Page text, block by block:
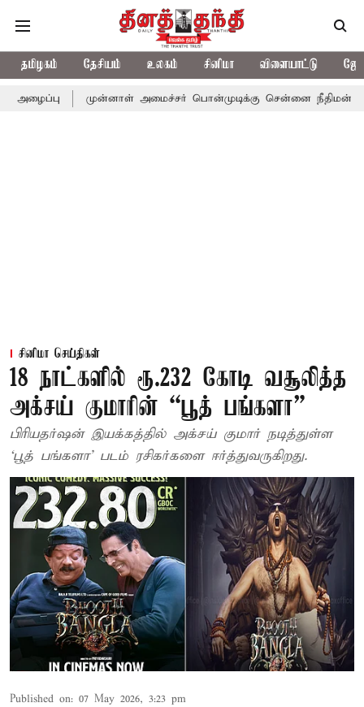
தமிழகம் தேசியம் உலகம் சினிமா விளையாட்டு
முன்னாள் அமைச்சர் பொன்முடிக்கு சென்னை நீதிமன்றம் பிடிவாராண்ட்
சினிமா செய்திகள்
18 நாட்களில் ரூ.232 கோடி வசூலித்த
அக்சய் குமாரின் “பூத் பங்களா”
பிரியதர்ஷன் இயக்கத்தில் அக்சய் குமார் நடித்துள்ள
‘பூத் பங்களா’ படம் ரசிகர்களை ஈர்த்துவருகிறது.
Published on: 07 May 2026, 3:23 pm